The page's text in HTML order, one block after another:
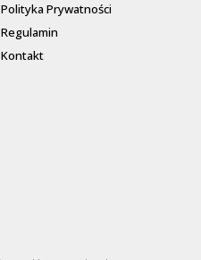
Polityka Prywatności
Regulamin
Kontakt